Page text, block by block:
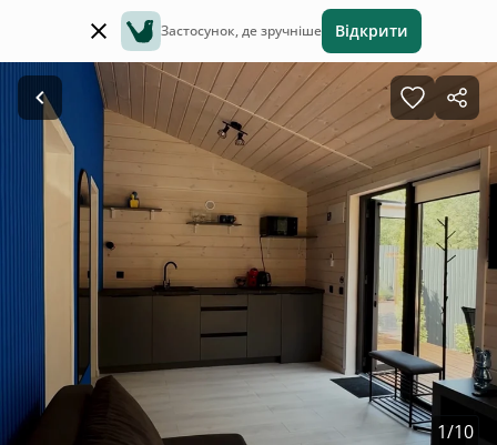
Застосунок, де зручніше Відкрити
1/10